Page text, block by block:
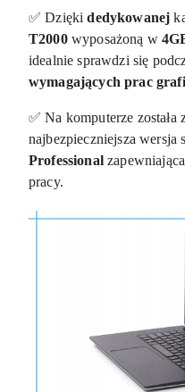
✅ Dziękidedykowanej
T2000wyposażoną w
idealnie sprawdzi się
wymagających prac
✅ Na komputerze
najbezpieczniejsza wersja
Professional
pracy.